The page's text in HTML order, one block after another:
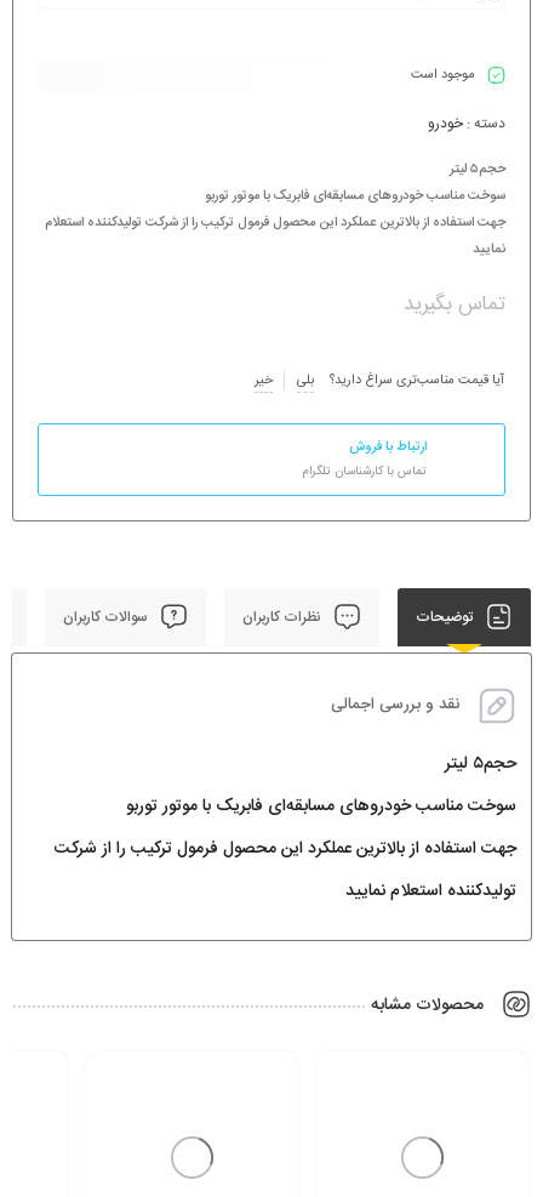
موجود است
دسته : خودرو
حجم۵ لیتر
سوخت مناسب خودروهای مسابقه‌ای فابریک با موتور توربو
جهت استفاده از بالاترین عملکرد این محصول فرمول ترکیب را از شرکت تولیدکننده استعلام
نمایید
تماس بگیرید
آیا قیمت مناسب‌تری سراغ دارید؟ بلی خیر
ارتباط با فروش
تماس با کارشناسان تلگرام
توضیحات نظرات کاربران سوالات کاربران
نقد و بررسی اجمالی
حجم۵ لیتر
سوخت مناسب خودروهای مسابقه‌ای فابریک با موتور توربو
جهت استفاده از بالاترین عملکرد این محصول فرمول ترکیب را از شرکت
تولیدکننده استعلام نمایید
محصولات مشابه